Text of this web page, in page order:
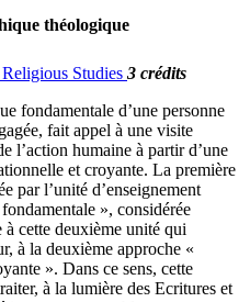
théologique
Studies 3 crédits
fondamentale d’une personne
fait appel à une visite
l’action humaine à partir d’une
et croyante. La première
par l’unité d’enseignement
», considérée
à cette deuxième unité qui
à la deuxième approche «
». Dans ce sens, cette
à la lumière des Ecritures et